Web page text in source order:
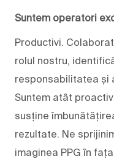
Suntem operatori
Productivi.
rolul nostru,
responsabilitatea și
Suntem atât
susține
rezultate. Ne
imaginea PPG în